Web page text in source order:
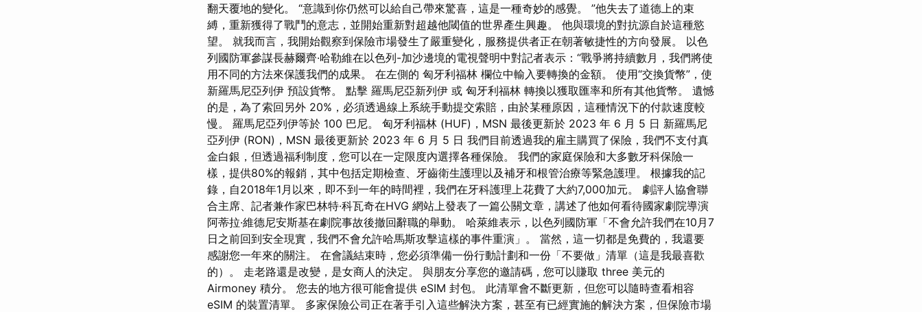
翻天覆地的變化。 “意識到你仍然可以給自己帶來驚喜，這是一種奇妙的感覺。 ”他失去了道德上的束
縛，重新獲得了戰鬥的意志，並開始重新對超越他閾值的世界產生興趣。 他與環境的對抗源自於這種慾
望。 就我而言，我開始觀察到保險市場發生了嚴重變化，服務提供者正在朝著敏捷性的方向發展。 以色
列國防軍參謀長赫爾齊·哈勒維在以色列-加沙邊境的電視聲明中對記者表示：“戰爭將持續數月，我們將使
用不同的方法來保護我們的成果。 在左側的 匈牙利福林 欄位中輸入要轉換的金額。 使用“交換貨幣”，使
新羅馬尼亞列伊 預設貨幣。 點擊 羅馬尼亞新列伊 或 匈牙利福林 轉換以獲取匯率和所有其他貨幣。 遺憾
的是，為了索回另外 20%，必須透過線上系統手動提交索賠，由於某種原因，這種情況下的付款速度較
慢。 羅馬尼亞列伊等於 100 巴尼。 匈牙利福林 (HUF)，MSN 最後更新於 2023 年 6 月 5 日 新羅馬尼
亞列伊 (RON)，MSN 最後更新於 2023 年 6 月 5 日 我們目前透過我的雇主購買了保險，我們不支付真
金白銀，但透過福利制度，您可以在一定限度內選擇各種保險。 我們的家庭保險和大多數牙科保險一
樣，提供80%的報銷，其中包括定期檢查、牙齒衛生護理以及補牙和根管治療等緊急護理。 根據我的記
錄，自2018年1月以來，即不到一年的時間裡，我們在牙科護理上花費了大約7,000加元。 劇評人協會聯
合主席、記者兼作家巴林特·科瓦奇在HVG 網站上發表了一篇公關文章，講述了他如何看待國家劇院導演
阿蒂拉·維德尼安斯基在劇院事故後撤回辭職的舉動。 哈萊維表示，以色列國防軍「不會允許我們在10月7
日之前回到安全現實，我們不會允許哈馬斯攻擊這樣的事件重演」。 當然，這一切都是免費的，我還要
感謝您一年來的關注。 在會議結束時，您必須準備一份行動計劃和一份「不要做」清單（這是我最喜歡
的）。 走老路還是改變，是女商人的決定。 與朋友分享您的邀請碼，您可以賺取 three 美元的
Airmoney 積分。 您去的地方很可能會提供 eSIM 封包。 此清單會不斷更新，但您可以隨時查看相容
eSIM 的裝置清單。 多家保險公司正在著手引入這些解決方案，甚至有已經實施的解決方案，但保險市場